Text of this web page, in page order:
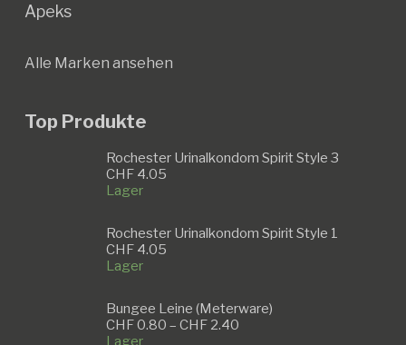
Apeks
Alle Marken ansehen
Top Produkte
Rochester Urinalkondom Spirit Style 3
CHF4.05
Lager
Rochester Urinalkondom Spirit Style 1
CHF4.05
Lager
Bungee Leine (Meterware)
CHF0.80 – CHF2.40Preisspanne:
Lager